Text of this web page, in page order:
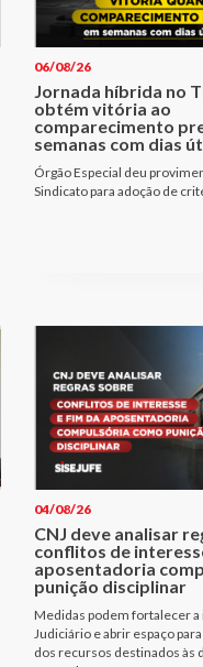
06/08/26
Jornada híbrida no
obtém vitória ao
comparecimento
semanas com dias
Órgão Especial deu
Sindicato para adoção de
04/08/26
CNJ deve analisar
conflitos de
aposentadoria
punição disciplinar
Medidas podem fortalecer
Judiciário e abrir espaço
dos recursos destinados às